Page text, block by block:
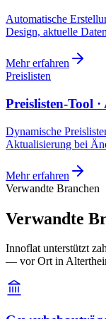
Automatische
Design, aktuelle
Mehr erfahren
Preislisten
Preislisten-Tool
Dynamische
Aktualisierung bei
Mehr erfahren
Verwandte Branchen
Verwandte
Innoflat unterstützt
— vor Ort in